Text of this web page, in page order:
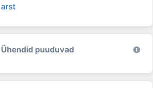
arst
Ühendid puuduvad